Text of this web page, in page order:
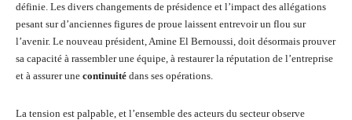
définie. Les divers changements de présidence et l’impact des allégations
pesant sur d’anciennes figures de proue laissent entrevoir un flou sur
l’avenir. Le nouveau président, Amine El Bernoussi, doit désormais prouver
sa capacité à rassembler une équipe, à restaurer la réputation de l’entreprise
et à assurer une continuité dans ses opérations.
La tension est palpable, et l’ensemble des acteurs du secteur observe